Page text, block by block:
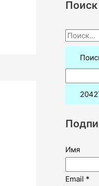
Поиск
П
о
:
Имя
Email *